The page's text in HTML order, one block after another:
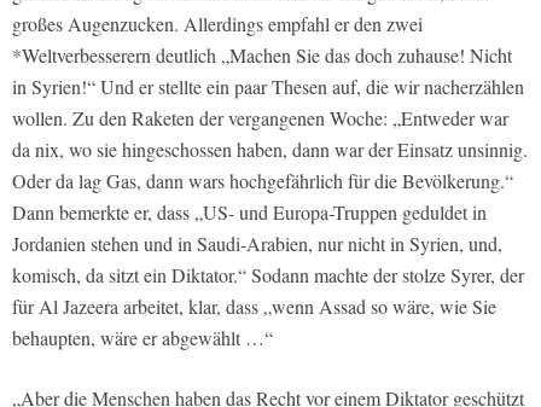
großes Augenzucken. Allerdings empfahl er den zwei
*Weltverbesserern deutlich „Machen Sie das doch zuhause! Nicht
in Syrien!“ Und er stellte ein paar Thesen auf, die wir nacherzählen
wollen. Zu den Raketen der vergangenen Woche: „Entweder war
da nix, wo sie hingeschossen haben, dann war der Einsatz unsinnig.
Oder da lag Gas, dann wars hochgefährlich für die Bevölkerung.“
Dann bemerkte er, dass „US- und Europa-Truppen geduldet in
Jordanien stehen und in Saudi-Arabien, nur nicht in Syrien, und,
komisch, da sitzt ein Diktator.“ Sodann machte der stolze Syrer, der
für Al Jazeera arbeitet, klar, dass „wenn Assad so wäre, wie Sie
behaupten, wäre er abgewählt …“
„Aber die Menschen haben das Recht vor einem Diktator geschützt